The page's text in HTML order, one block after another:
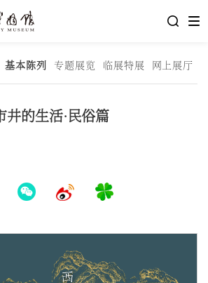
基本陈列 专题展览 临展特展 网上展厅
井的生活·民俗篇